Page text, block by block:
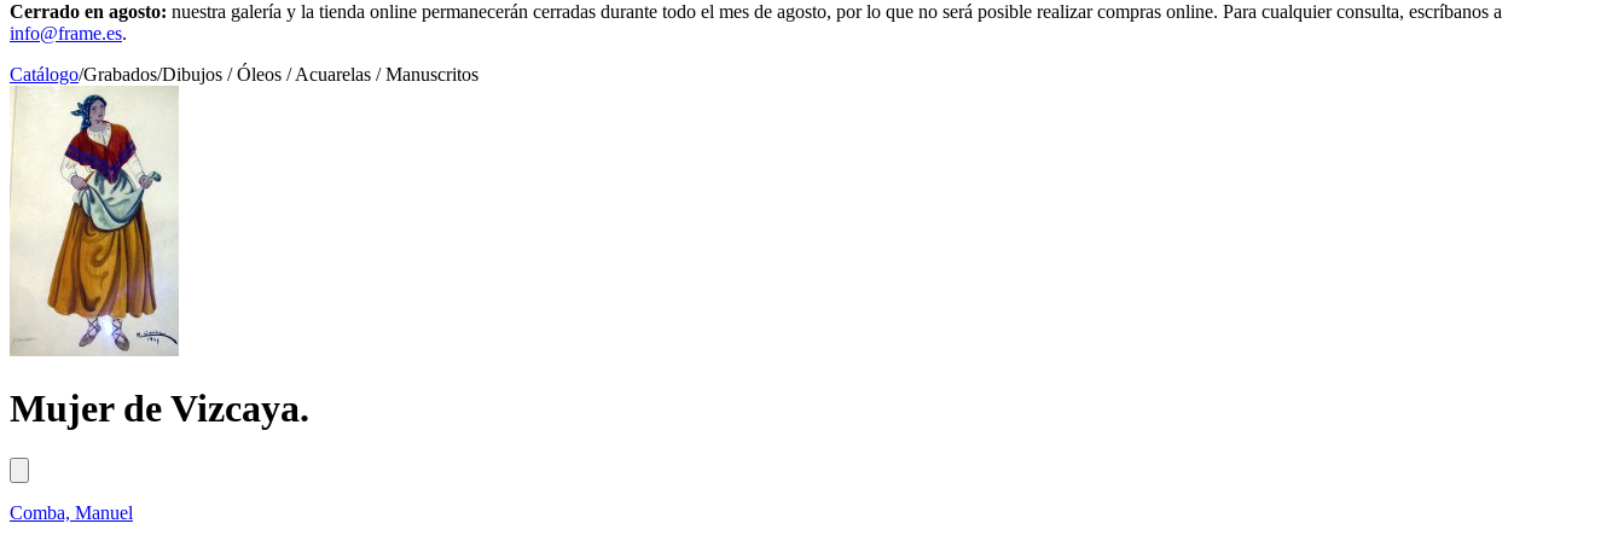
Cerrado en agosto: nuestra galería y la tienda online permanecerán cerradas durante todo el mes de agosto, por lo que no será posible realizar compras online. Para cualquier consulta, escríbanos a
info@frame.es.
Catálogo/Grabados/Dibujos / Óleos / Acuarelas / Manuscritos
Mujer de Vizcaya.
Comba, Manuel